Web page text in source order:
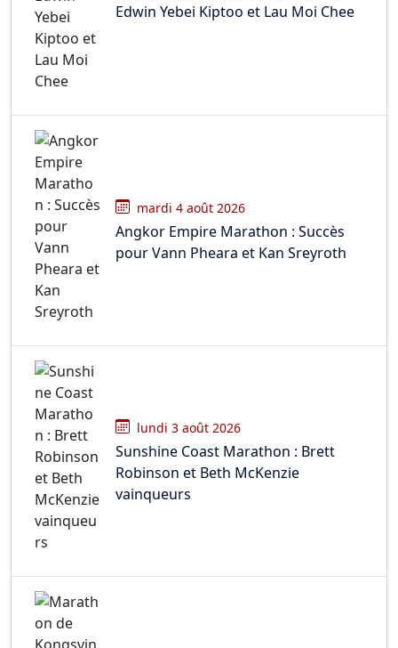
Edwin Yebei Kiptoo et Lau Moi Chee
mardi 4 août 2026
Angkor Empire Marathon : Succès
pour Vann Pheara et Kan Sreyroth
lundi 3 août 2026
Sunshine Coast Marathon : Brett
Robinson et Beth McKenzie
vainqueurs